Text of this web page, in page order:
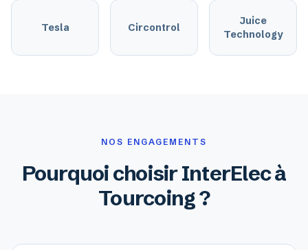
Tesla Circontrol
Juice
Technology
NOS ENGAGEMENTS
Pourquoi choisir InterElec à
Tourcoing ?